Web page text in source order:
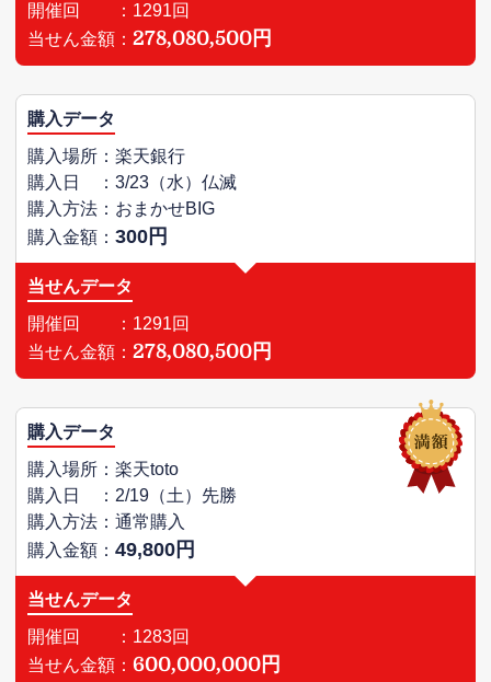
開催回 ：1291回
当せん金額： 278,080,500円
購入データ
購入場所：楽天銀行
購入日 ：3/23（水）仏滅
購入方法：おまかせBIG
購入金額： 300円
当せんデータ
開催回 ：1291回
当せん金額： 278,080,500円
購入データ
購入場所：楽天toto
購入日 ：2/19（土）先勝
購入方法：通常購入
購入金額： 49,800円
当せんデータ
開催回 ：1283回
当せん金額： 600,000,000円